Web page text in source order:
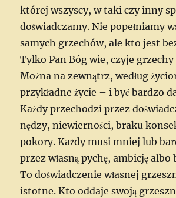
której wszyscy, w taki czy inny
doświadczamy. Nie popełniamy
samych grzechów, ale kto jest
Tylko Pan Bóg wie, czyje grzechy
Można na zewnątrz, według
przykładne życie – i być bardzo
Każdy przechodzi przez
nędzy, niewierności, braku
pokory. Każdy musi mniej lub
przez własną pychę, ambicję
To doświadczenie własnej
istotne. Kto oddaje swoją